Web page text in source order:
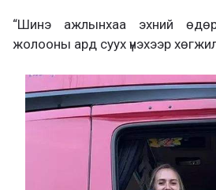
“Шинэ ажлынхаа эхний
жолооны ард суух үнэхээр